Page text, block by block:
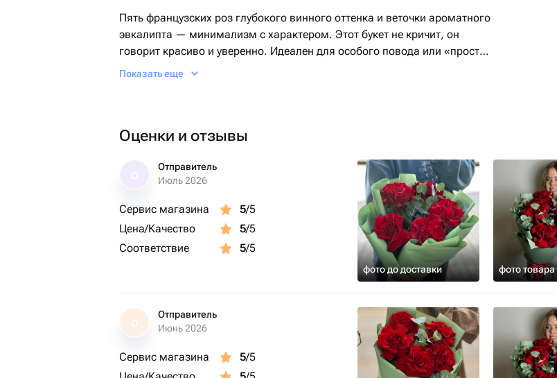
Пять французских роз глубокого винного оттенка и веточки ароматного
эвкалипта — минимализм с характером. Этот букет не кричит, он
говорит красиво и уверенно. Идеален для особого повода или «просто
так», чтобы сказать больше, чем словами.
Показать еще
Оценки и отзывы
Отправитель
Июль 2026
Сервис магазина 5/5
Цена/Качество
5/5
Соответствие
5/5
фото до доставки фото товара
О
Отправитель
Июнь 2026
Сервис магазина 5/5